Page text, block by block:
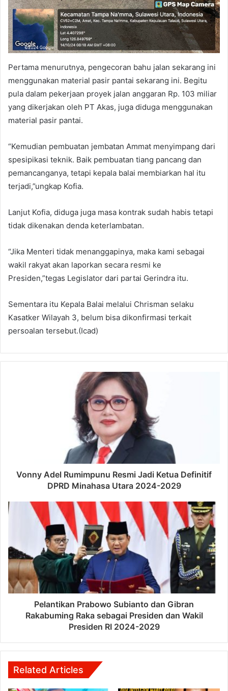
Pertama menurutnya, pengecoran bahu jalan sekarang ini
menggunakan material pasir pantai sekarang ini. Begitu
pula dalam pekerjaan proyek jalan anggaran Rp. 103 miliar
yang dikerjakan oleh PT Akas, juga diduga menggunakan
material pasir pantai.
“Kemudian pembuatan jembatan Ammat menyimpang dari
spesipikasi teknik. Baik pembuatan tiang pancang dan
pemancanganya, tetapi kepala balai membiarkan hal itu
terjadi,”ungkap Kofia.
Lanjut Kofia, diduga juga masa kontrak sudah habis tetapi
tidak dikenakan denda keterlambatan.
“Jika Menteri tidak menanggapinya, maka kami sebagai
wakil rakyat akan laporkan secara resmi ke
Presiden,”tegas Legislator dari partai Gerindra itu.
Sementara itu Kepala Balai melalui Chrisman selaku
Kasatker Wilayah 3, belum bisa dikonfirmasi terkait
persoalan tersebut.(Icad)
Vonny Adel Rumimpunu Resmi Jadi Ketua Definitif
DPRD Minahasa Utara 2024-2029
Pelantikan Prabowo Subianto dan Gibran
Rakabuming Raka sebagai Presiden dan Wakil
Presiden RI 2024-2029
Related Articles